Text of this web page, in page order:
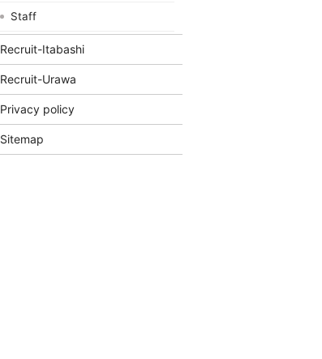
Staff
Recruit-Itabashi
Recruit-Urawa
Privacy policy
Sitemap